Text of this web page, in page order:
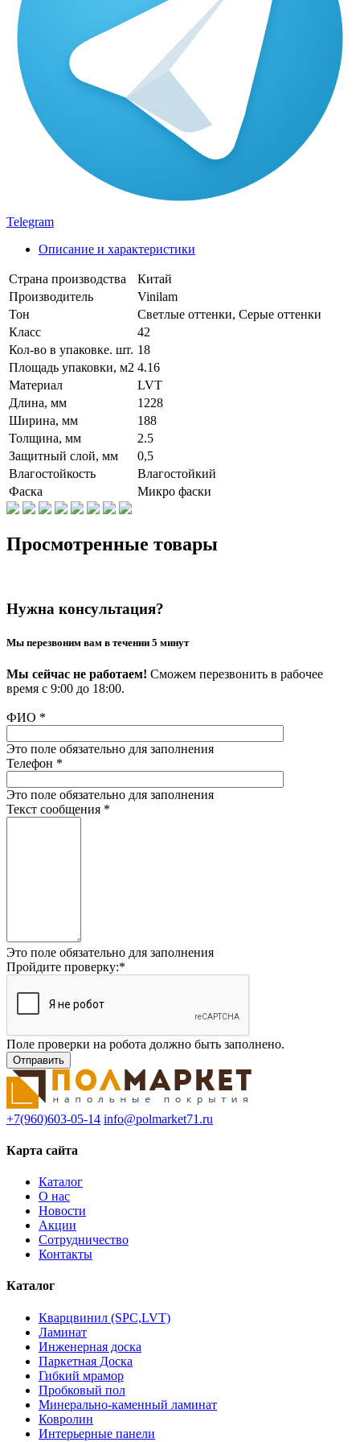
Telegram
Описание и характеристики
Страна производства
Китай
Производитель
Vinilam
Тон
Светлые оттенки, Серые оттенки
Класс
42
Кол-во в упаковке. шт. 18
Площадь упаковки, м2 4.16
Материал
LVT
Длина, мм
1228
Ширина, мм
188
Толщина, мм
2.5
Защитный слой, мм
0,5
Влагостойкость
Влагостойкий
Фаска
Микро фаски
Просмотренные товары
Нужна консультация?
Мы перезвоним вам в течении 5 минут
Мы сейчас не работаем! Сможем перезвонить в рабочее
время с 9:00 до 18:00.
ФИО *
Это поле обязательно для заполнения
Телефон *
Это поле обязательно для заполнения
Текст сообщения *
Это поле обязательно для заполнения
Пройдите проверку:*
Поле проверки на робота должно быть заполнено.
+7(960)603-05-14 info@polmarket71.ru
Карта сайта
Каталог
О нас
Новости
Акции
Сотрудничество
Контакты
Каталог
Кварцвинил (SPC,LVT)
Ламинат
Инженерная доска
Паркетная Доска
Гибкий мрамор
Пробковый пол
Минерально-каменный ламинат
Ковролин
Интерьерные панели